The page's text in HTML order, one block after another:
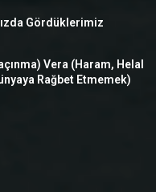
Gördüklerimiz
Vera (Haram, Helal
Rağbet Etmemek)